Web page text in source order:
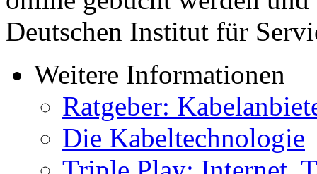
Deutschen Institut für
Weitere Informationen
Ratgeber:
Die Kabeltechnologie